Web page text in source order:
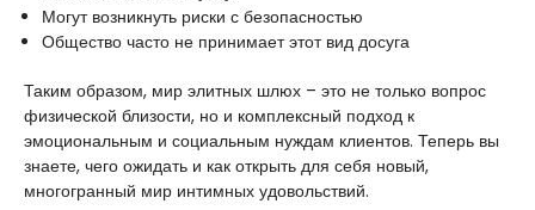
Могут возникнуть риски с безопасностью
Общество часто не принимает этот вид досуга
Таким образом, мир элитных шлюх – это не только вопрос
физической близости, но и комплексный подход к
эмоциональным и социальным нуждам клиентов. Теперь вы
знаете, чего ожидать и как открыть для себя новый,
многогранный мир интимных удовольствий.